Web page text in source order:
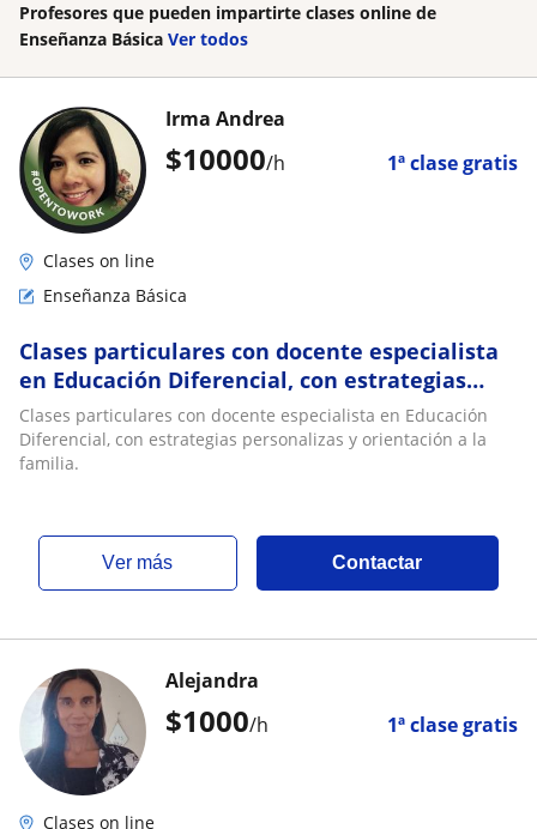
Profesores que pueden impartirte clases online de
Enseñanza Básica Ver todos
$10000/h 1ª clase gratis
Irma Andrea
Clases on line
Enseñanza Básica
Clases particulares con docente especialista
en Educación Diferencial, con estrategias
personalizas y orientación a la familia
Clases particulares con docente especialista en Educación
Diferencial, con estrategias personalizas y orientación a la
familia.
ver más Contactar
$1000/h 1ª clase gratis
Alejandra
Clases on line